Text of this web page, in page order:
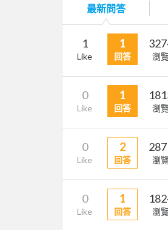
最新問答
1
Like
1
回答 瀏
0
Like
1
回答 瀏
0
Like
2
回答 瀏
0
Like
1
回答 瀏